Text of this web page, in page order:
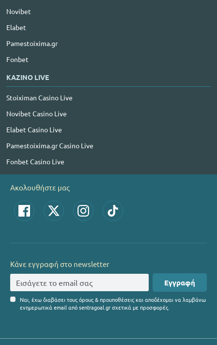
Novibet
Elabet
Pamestoixima.gr
Fonbet
ΚΑΖΙΝΟ LIVE
Stoiximan Casino Live
Novibet Casino Live
Elabet Casino Live
Pamestoixima.gr Casino Live
Fonbet Casino Live
Ακολουθήστε μας
Κάνε εγγραφή στο newsletter
Εγγραφή
Ναι, έχω διαβάσει τους όρους & προυποθέσεις και αποδέχομαι να λαμβάνω
ενημερωτικά email από sentragoal.gr σχετικά με προσφορές.